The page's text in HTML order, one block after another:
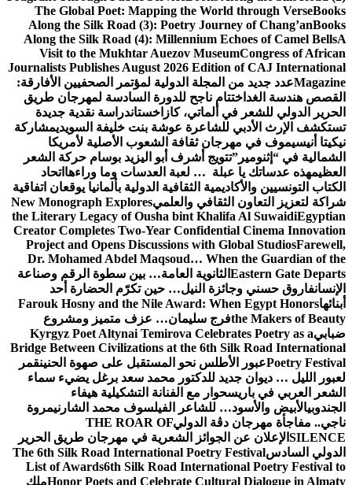
The Global Poet: Mapping the World through VerseBooks
Along the Silk Road (3): Poetry Journey of Chang’anBooks
Along the Silk Road (4): Millennium Echoes of Camel BellsA
Visit to the Mukhtar Auezov MuseumCongress of African
Journalists Publishes August 2026 Edition of CAJ International
Magazineعدد جديد من المجلة الدولية لمؤتمر الصحفيين الأفارقة:
القصص هندسة الغد اختتام ناجح للدورة السادسة لمهرجان طريق
الحرير الدولي للشعر في ألماتي، كازاخستاندراسة نقدية جديدة
تستكشف الإرث الأدبي للشاعرة عوشة بنت خليفة السويديمشاركة
نيكيتا أنيسيموف في مهرجان ثقافة الشعوب الأصلية لأمريكا
الشمالية في “إثنومير”تتويج أشرف أبو اليزيد بوسام حركة الشعر
العظيمهذه عدساتك يا عبلة … لعبة العدسات وما وراءها اتحاد
الكتاب التونسيين والأكاديمية الثقافية الدولية بألمانيا يوقعان اتفاقية
شراكة لتعزيز التعاون الثقافي والعلميNew Monograph Explores
the Literary Legacy of Ousha bint Khalifa Al SuwaidiEgyptian
Creator Completes Two-Year Confidential Cinema Innovation
Project and Opens Discussions with Global StudiosFarewell,
Dr. Mohamed Abdel Maqsoud… When the Guardian of the
Eastern Gate Departs الثانوية العامة… بين سطوة الرقم وصناعة
الإنسانفاروق حسني وجائزة النيل… حين تكرّم الحضارة أحد
أبنائهاFarouk Hosny and the Nile Award: When Egypt Honors
the Makers of Beautyفرج سليمان… عزف متميز ومشروع
ضبابيKyrgyz Poet Altynai Temirova Celebrates Poetry as a
Bridge Between Civilizations at the 6th Silk Road International
Poetry Festivalعبور الأطلس نحو المستقبل على صهوة الحنينقمر
لعبور الليل … ديوان جديد للدكتور محمد سعد برغل يضيء سماء
الشعر العربي في باريسحوار مع الفنانة التشكيلية هيفاء
الجندوبيالأبيض والأسود… للشاعر الفيلسوف محمد الشارنيمروة
ناجي.. مفاجأة مهرجان دڨة الدوليTHE ROAR OF
SILENCE الإعلان عن الجوائز الشعرية في مهرجان طريق الحرير
الدولي السادسThe 6th Silk Road International Poetry Festival
List of Awards6th Silk Road International Poetry Festival to
Honor Poets and Celebrate Cultural Dialogue in Almatyملك